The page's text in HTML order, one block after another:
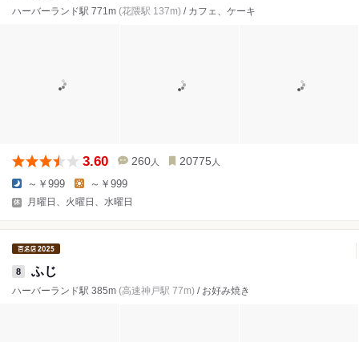
ハーバーランド駅 771m (花隈駅 137m) / カフェ、ケーキ
3.60 260 人 20775 人
～￥999 ～￥999
月曜日、火曜日、水曜日
8 ふじ
ハーバーランド駅 385m (高速神戸駅 77m) / お好み焼き